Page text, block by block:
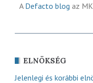
A Defacto blog az
ELNÖKSÉG
Jelenlegi és korábbi